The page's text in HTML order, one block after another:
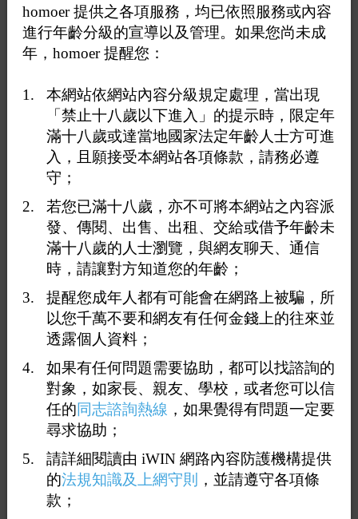
請選擇
事業單位名稱(負責人)
自然人姓名
處分日期
(輸入格式範例：1060101)
法規名稱
依上述查詢條件，最近3年內違反勞動法令總筆數:3筆(112
年04月27日~115年04月26日止)
勞動基準法／工會法／最低工資法／性別平等工作法
序號 縣市/單位別 公告日期 處分日期 處分字號 事業單位
名稱(負責人)自然人姓名 違法法規法條 違反法規內容 罰
鍰金額 備註說明
1 新北市 113/12/20 113/10/16 新北府勞檢字第11346633191
號 華德保全股份有限公司(張晉嘉) 勞動基準法第24條 延
長工作時間未依規定加給工資 40,000
2 新北市 113/12/20 113/10/16 新北府勞檢字第1134663319
項 未達基本工資 40,000
3 新北市 111/12/16 111/09/13 新北府勞檢字第11147594103
號 華德保全股份有限公司(張晉嘉) 勞動基準法第38條第1
項 未依規定給予特別休假 20,000
4 新北市 111/12/16 111/09/13 新北府勞檢字第11147594102
號 華德保全股份有限公司(張晉嘉) 勞動基準法第32條第2
項 延長工作時間超過法令規定 40,000
5 新北市 111/12/16 111/09/13 新北府勞檢字第11147594101
homoer 提供之各項服務，均已依照服務或內容
進行年齡分級的宣導以及管理。如果您尚未成
年，homoer 提醒您：
本網站依網站內容分級規定處理，當出現
「禁止十八歲以下進入」的提示時，限定年
滿十八歲或達當地國家法定年齡人士方可進
入，且願接受本網站各項條款，請務必遵
守；
若您已滿十八歲，亦不可將本網站之內容派
發、傳閱、出售、出租、交給或借予年齡未
滿十八歲的人士瀏覽，與網友聊天、通信
時，請讓對方知道您的年齡；
提醒您成年人都有可能會在網路上被騙，所
以您千萬不要和網友有任何金錢上的往來並
透露個人資料；
如果有任何問題需要協助，都可以找諮詢的
對象，如家長、親友、學校，或者您可以信
任的同志諮詢熱線 ，如果覺得有問題一定要
尋求協助；
請詳細閱讀由 iWIN 網路內容防護機構提供
的法規知識及上網守則
，並請遵守各項條
款；